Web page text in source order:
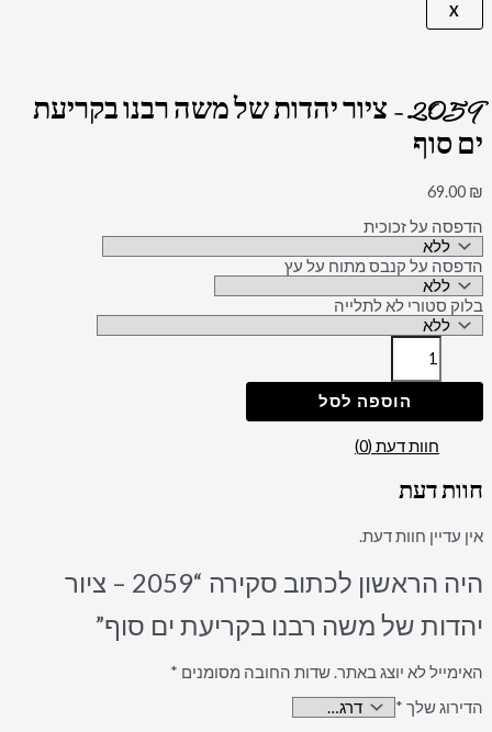
X
2059 – ציור יהדות של משה רבנו בקריעת
ים סוף
69.00 ₪
הדפסה על זכוכית
הדפסה על קנבס מתוח על עץ
בלוק סטורי לא לתלייה
הוספה לסל
חוות דעת (0)
חוות דעת
אין עדיין חוות דעת.
היה הראשון לכתוב סקירה “2059 – ציור
יהדות של משה רבנו בקריעת ים סוף”
האימייל לא יוצג באתר.שדות החובה מסומנים *
הדירוג שלך *